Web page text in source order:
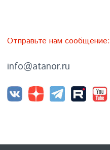
Отправьте нам сообщение:
info@atanor.ru